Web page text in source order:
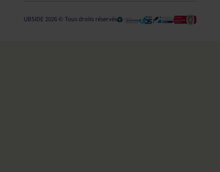
UBSIDE 2026 © Tous droits réservés